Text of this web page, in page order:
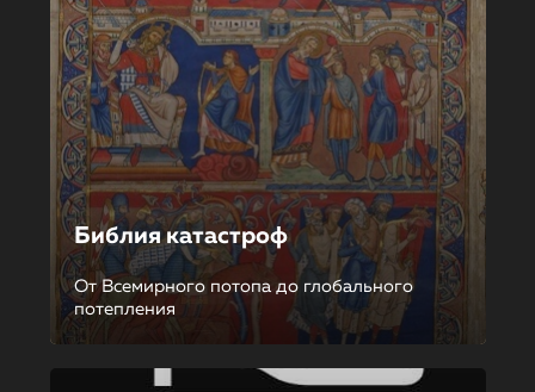
Библия катастроф
От Всемирного потопа до глобального
потепления